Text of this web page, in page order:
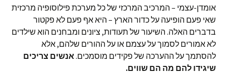
אומדן-עצמי – המרכיב המרכזי של כל מערכת פילוסופיה מרכזית
שאי פעם הופיעה על כדור הארץ – היא אף פעם לא פקטור
בדברים האלה. השיעור של תעודות, ציונים ומבחנים הוא שילדים
לא אמורים לסמוך על עצמם או על ההורים שלהם, אלא
להסתמך על ההערכה של פקידים מוסמכים.אנשים צריכים
שיגידו להם מה הם שווים.